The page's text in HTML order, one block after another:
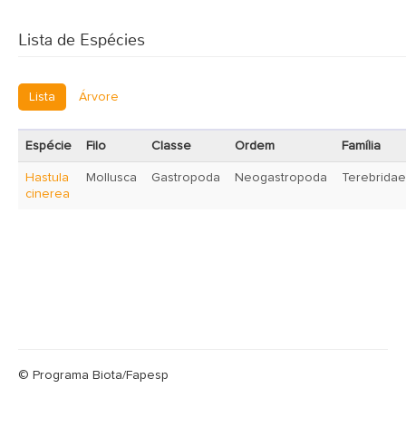
Lista de Espécies
Lista Árvore
Espécie Filo Classe Ordem Família
Hastula
cinerea
Mollusca Gastropoda Neogastropoda Terebridae
© Programa Biota/Fapesp